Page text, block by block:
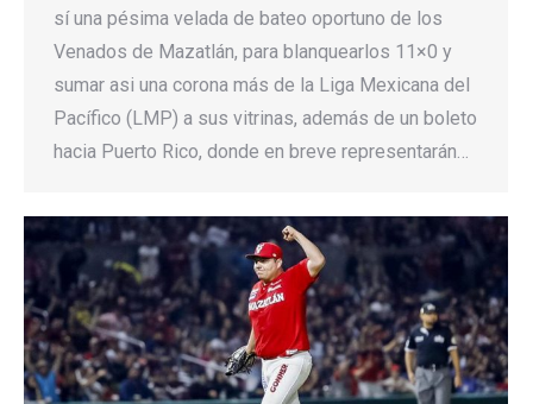
sí una pésima velada de bateo oportuno de los
Venados de Mazatlán, para blanquearlos 11×0 y
sumar asi una corona más de la Liga Mexicana del
Pacífico (LMP) a sus vitrinas, además de un boleto
hacia Puerto Rico, donde en breve representarán…